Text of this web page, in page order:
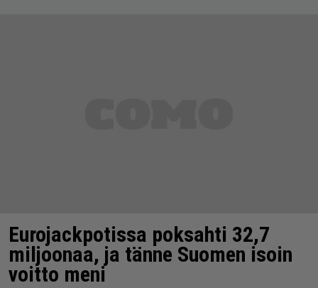
Eurojackpotissa poksahti 32,7
miljoonaa, ja tänne Suomen isoin
voitto meni